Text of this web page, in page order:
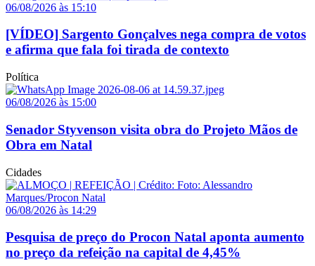
06/08/2026 às 15:10
[VÍDEO] Sargento Gonçalves nega compra de votos
e afirma que fala foi tirada de contexto
Política
06/08/2026 às 15:00
Senador Styvenson visita obra do Projeto Mãos de
Obra em Natal
Cidades
06/08/2026 às 14:29
Pesquisa de preço do Procon Natal aponta aumento
no preço da refeição na capital de 4,45%